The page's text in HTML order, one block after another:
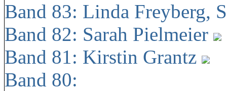
Band 83: Linda Freyberg,
Band 82: Sarah Pielmeier
Band 81: Kirstin Grantz
Band 80: